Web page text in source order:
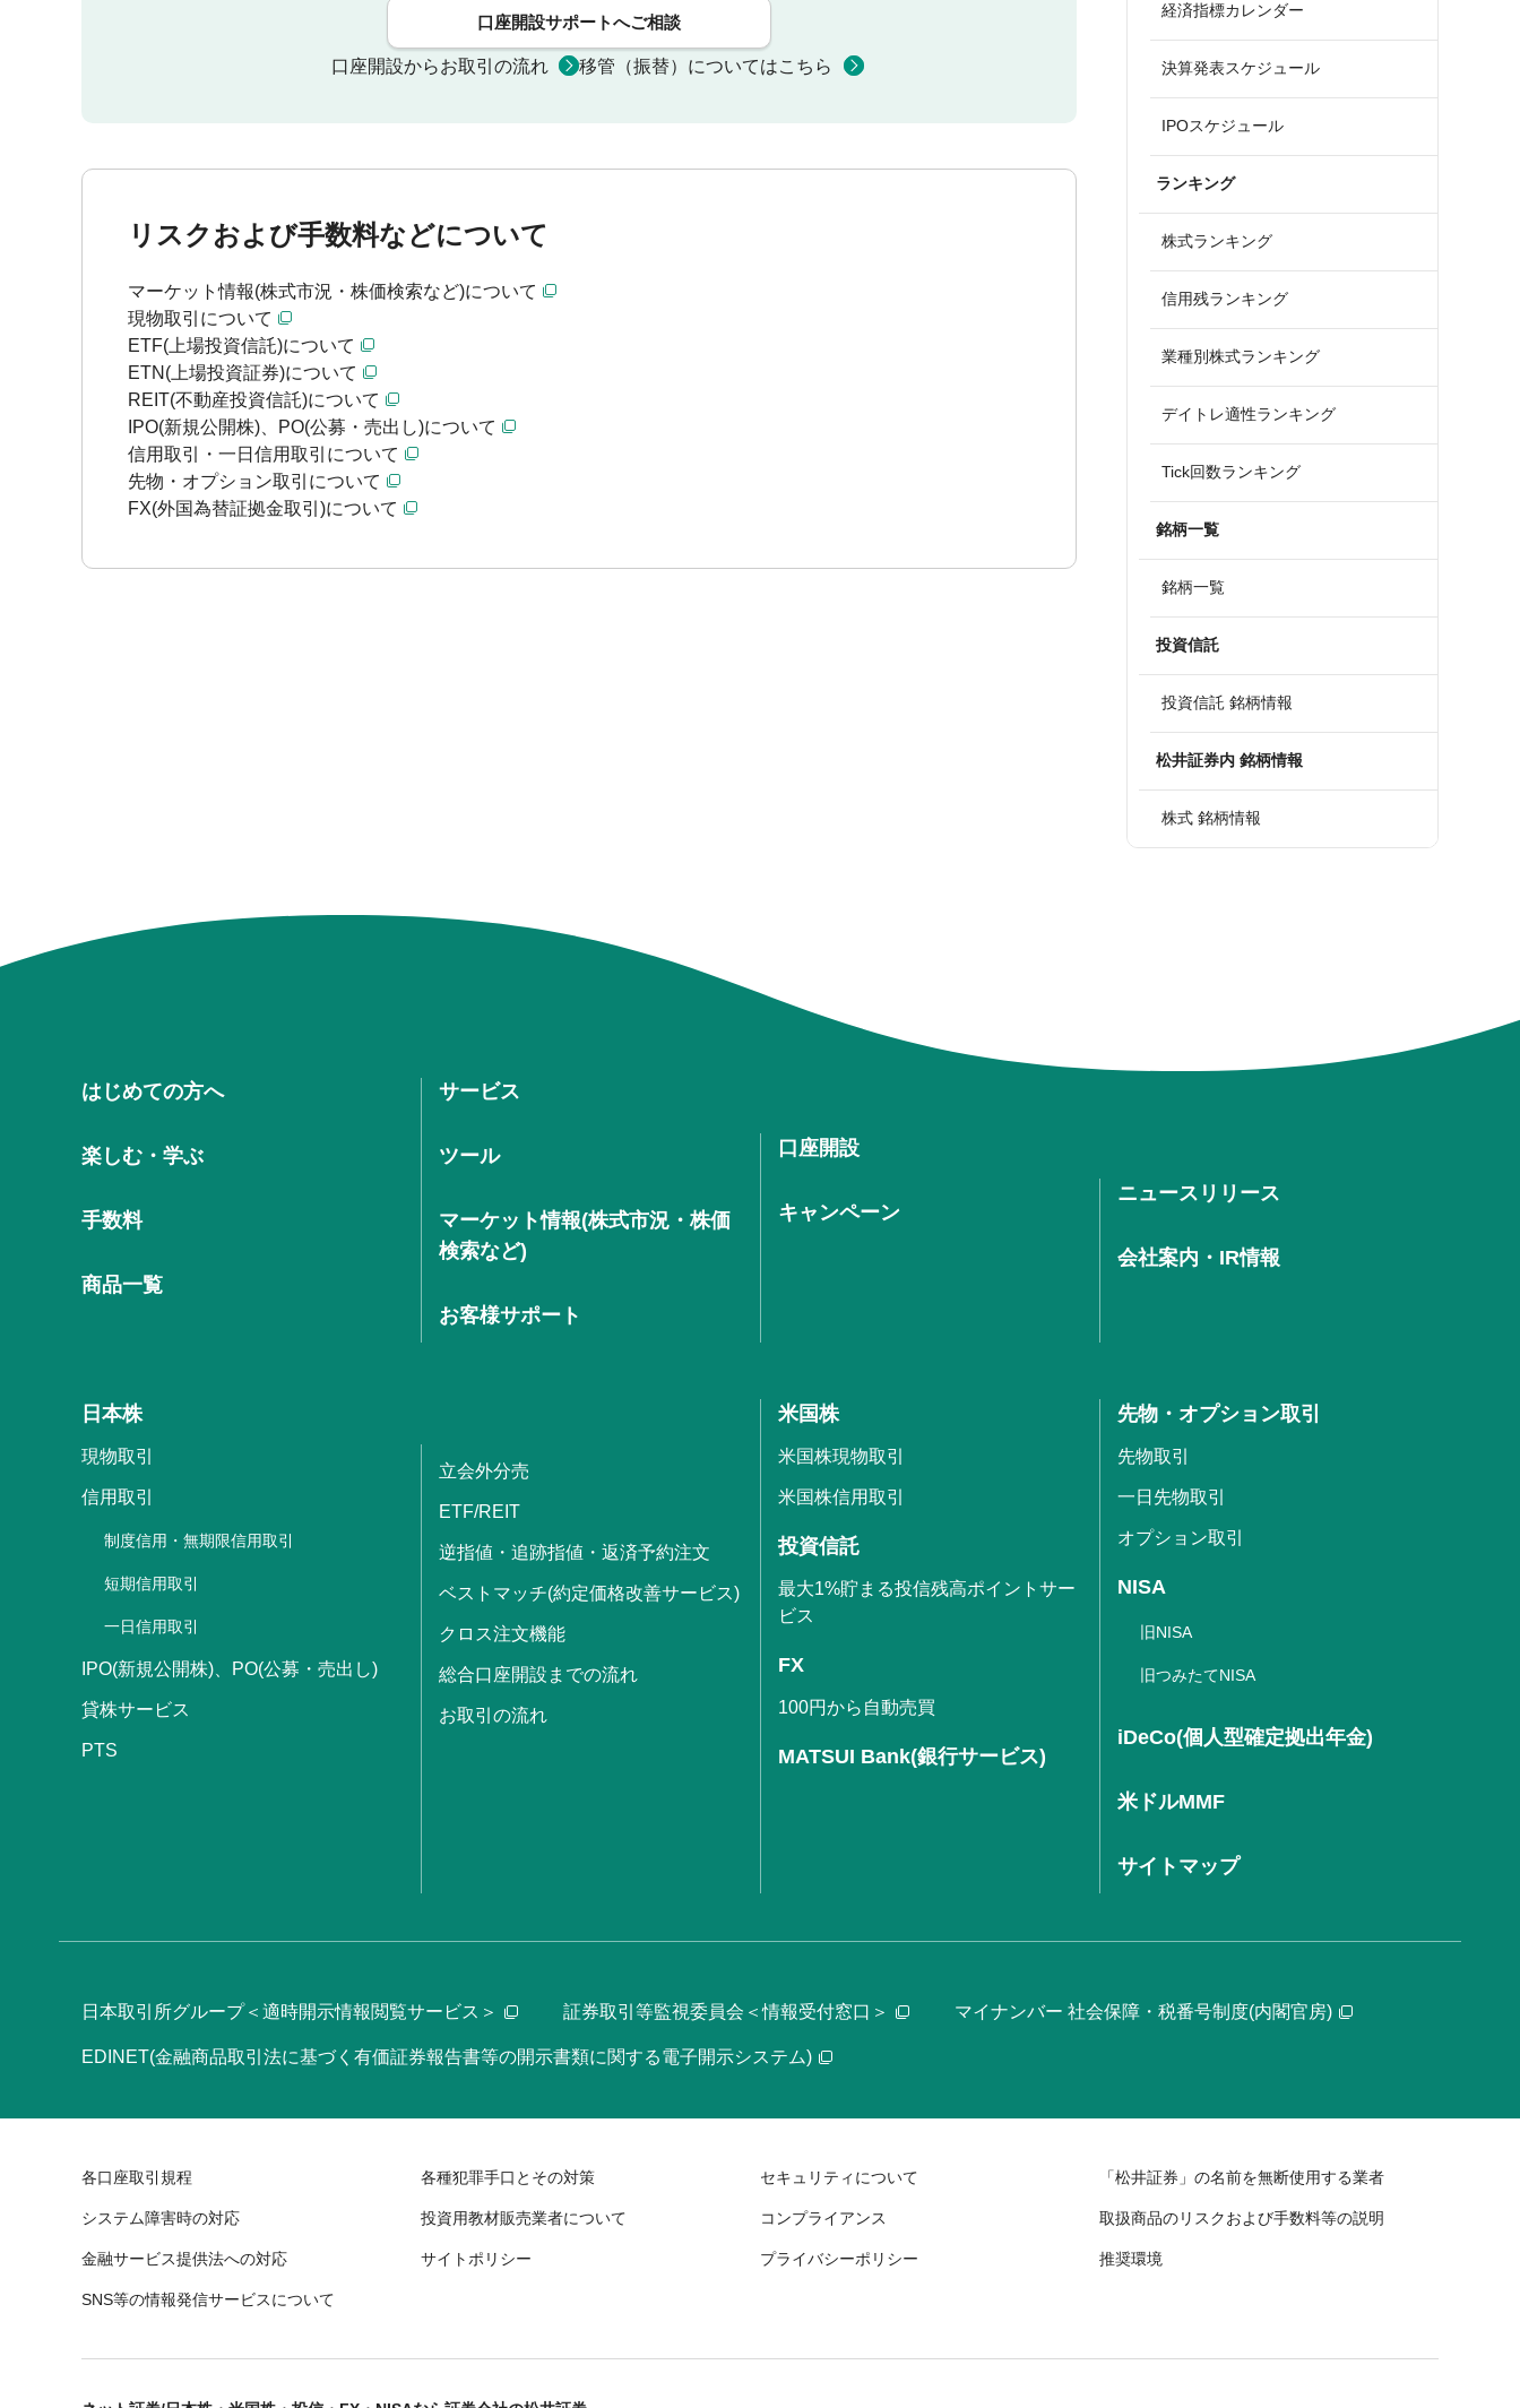
口座開設サポートへご相談
口座開設からお取引の流れ 移管（振替）についてはこちら
リスクおよび手数料などについて
マーケット情報(株式市況・株価検索など)について
現物取引について
ETF(上場投資信託)について
ETN(上場投資証券)について
REIT(不動産投資信託)について
IPO(新規公開株)、PO(公募・売出し)について
信用取引・一日信用取引について
先物・オプション取引について
FX(外国為替証拠金取引)について
経済指標カレンダー
決算発表スケジュール
IPOスケジュール
ランキング
株式ランキング
信用残ランキング
業種別株式ランキング
デイトレ適性ランキング
Tick回数ランキング
銘柄一覧
銘柄一覧
投資信託
投資信託 銘柄情報
松井証券内 銘柄情報
株式 銘柄情報
はじめての方へ
楽しむ・学ぶ
手数料
商品一覧
サービス
ツール
マーケット情報(株式市況・株価
検索など)
お客様サポート
口座開設
キャンペーン
ニュースリリース
会社案内・IR情報
日本株
現物取引
信用取引
制度信用・無期限信用取引
短期信用取引
一日信用取引
IPO(新規公開株)、PO(公募・売出し)
貸株サービス
PTS
立会外分売
ETF/REIT
逆指値・追跡指値・返済予約注文
ベストマッチ(約定価格改善サービス)
クロス注文機能
総合口座開設までの流れ
お取引の流れ
米国株
米国株現物取引
米国株信用取引
投資信託
最大1%貯まる投信残高ポイントサー
ビス
FX
100円から自動売買
MATSUI Bank(銀行サービス)
先物・オプション取引
先物取引
一日先物取引
オプション取引
NISA
旧NISA
旧つみたてNISA
iDeCo(個人型確定拠出年金)
米ドルMMF
サイトマップ
日本取引所グループ＜適時開示情報閲覧サービス＞ 証券取引等監視委員会＜情報受付窓口＞ マイナンバー 社会保障・税番号制度(内閣官房)
EDINET(金融商品取引法に基づく有価証券報告書等の開示書類に関する電子開示システム)
各口座取引規程 各種犯罪手口とその対策 セキュリティについて 「松井証券」の名前を無断使用する業者
システム障害時の対応 投資用教材販売業者について コンプライアンス 取扱商品のリスクおよび手数料等の説明
金融サービス提供法への対応 サイトポリシー プライバシーポリシー 推奨環境
SNS等の情報発信サービスについて